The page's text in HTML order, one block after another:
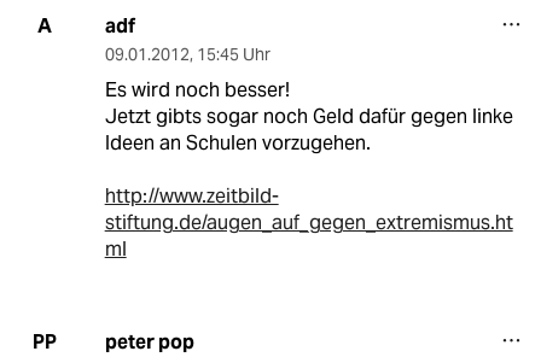
A adf
09.01.2012, 15:45 Uhr
Es wird noch besser!
Jetzt gibts sogar noch Geld dafür gegen linke
Ideen an Schulen vorzugehen.
http://www.zeitbild-
stiftung.de/augen_auf_gegen_extremismus.ht
ml
PP peter pop